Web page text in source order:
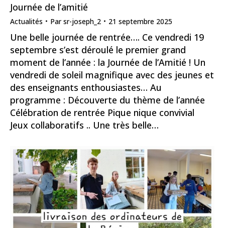
Journée de l’amitié
Actualités Parsr-joseph_2 21 septembre 2025
Une belle journée de rentrée…. Ce vendredi 19
septembre s’est déroulé le premier grand
moment de l’année : la Journée de l’Amitié ! Un
vendredi de soleil magnifique avec des jeunes et
des enseignants enthousiastes… Au
programme : Découverte du thème de l’année
Célébration de rentrée Pique nique convivial
Jeux collaboratifs .. Une très belle…